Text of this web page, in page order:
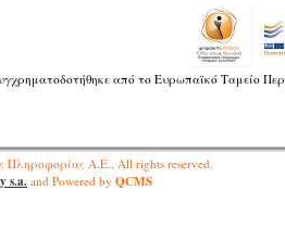
από το Ευρωπαϊκό Ταμείο
Πληροφορίας Α.Ε., All rights reserved.
s.a.and Powered by QCMS